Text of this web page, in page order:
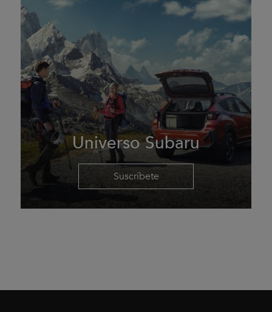
Universo Subaru
Suscríbete